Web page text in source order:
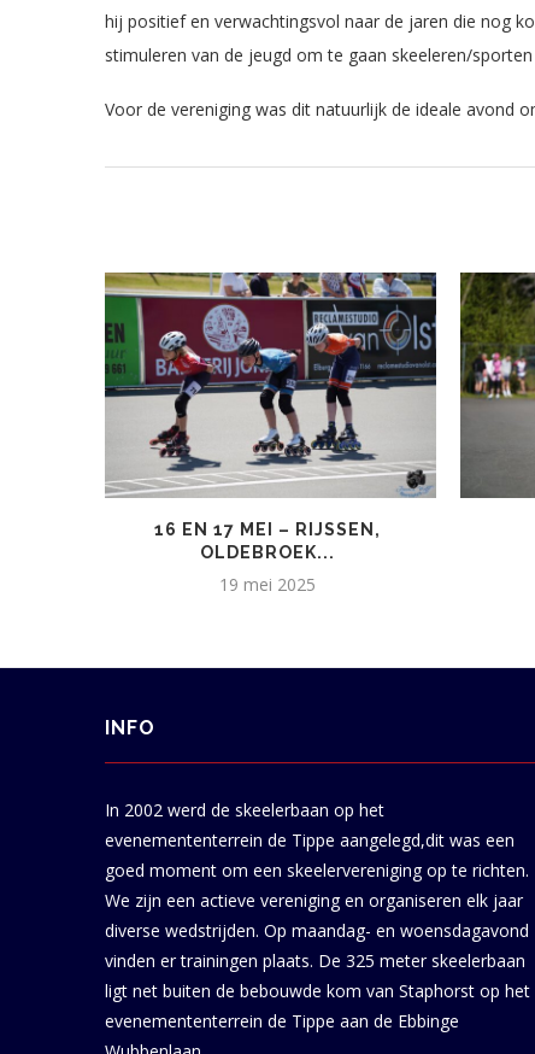
hij positief en verwachtingsvol naar de jaren die nog
stimuleren van de jeugd om te gaan skeeleren/
Voor de vereniging was dit natuurlijk de ideale avond
16 EN 17 MEI – RIJSSEN,
OLDEBROEK...
19 mei 2025
INFO
In 2002 werd de skeelerbaan op het
evenemententerrein de Tippe aangelegd,dit was een
goed moment om een skeelervereniging op te richten.
We zijn een actieve vereniging en organiseren elk jaar
diverse wedstrijden. Op maandag- en woensdagavond
vinden er trainingen plaats. De 325 meter skeelerbaan
ligt net buiten de bebouwde kom van Staphorst op het
evenemententerrein de Tippe aan de Ebbinge